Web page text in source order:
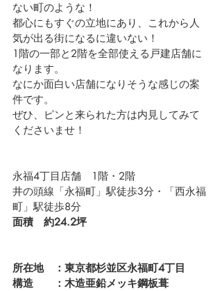
ない町のような！
都心にもすぐの立地にあり、これから人
気が出る街になるに違いない！
1階の一部と2階を全部使える戸建店舗に
なります。
なにか面白い店舗になりそうな感じの案
件です。
ぜひ、ピンと来られた方は内見してみて
くださいませ！
永福4丁目店舗　1階・2階
井の頭線「永福町」駅徒歩3分・「西永福
町」駅徒歩8分
面積　約24.2坪
所在地　：東京都杉並区永福町4丁目
構造　　：木造亜鉛メッキ鋼板葺